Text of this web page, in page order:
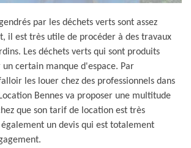
par les déchets verts sont assez
il est très utile de procéder à des travaux
Les déchets verts qui sont produits
certain manque d'espace. Par
les louer chez des professionnels dans
Bennes va proposer une multitude
que son tarif de location est très
un devis qui est totalement